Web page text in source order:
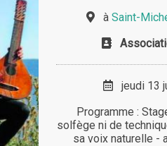
àSaint-
jeudi 13
Programme :
solfège ni de
sa voix naturelle -